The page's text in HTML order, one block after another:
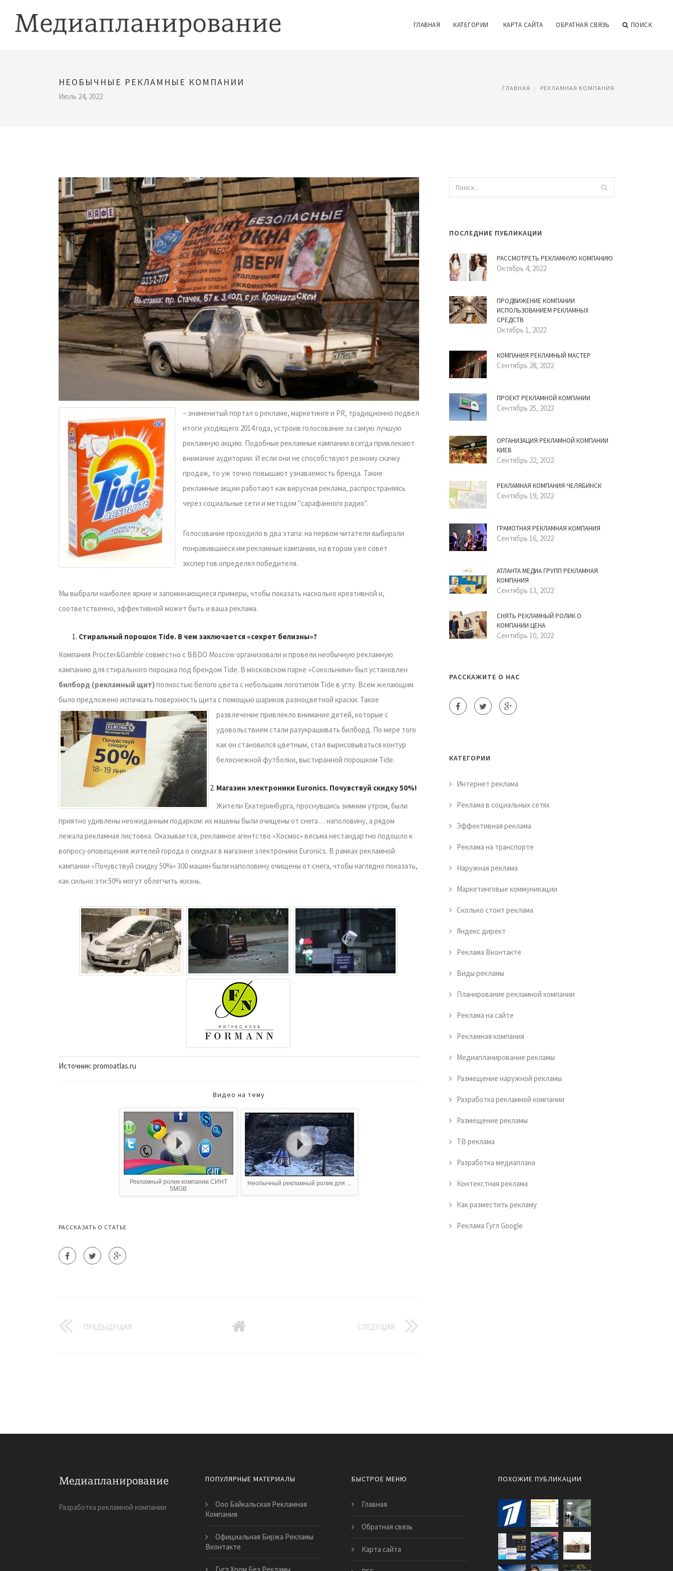
ГЛАВНАЯ КАТЕГОРИИ КАРТА САЙТА ОБРАТНАЯ СВЯЗЬ ПОИСК
НЕОБЫЧНЫЕ РЕКЛАМНЫЕ КОМПАНИИ
Июль 24, 2022
ГЛАВНАЯ РЕКЛАМНАЯ КОМПАНИЯ
– знаменитый портал о рекламе, маркетинге и PR, традиционно подвел
итоги уходящего 2014 года, устроив голосование за самую лучшую
рекламную акцию. Подобные рекламные кампании всегда привлекают
внимание аудитории. И если они не способствуют резкому скачку
продаж, то уж точно повышают узнаваемость бренда. Такие
рекламные акции работают как вирусная реклама, распространяясь
через социальные сети и методом "сарафанного радио".
Голосование проходило в два этапа: на первом читатели выбирали
понравившиеся им рекламные кампании, на втором уже совет
экспертов определял победителя.
Мы выбрали наиболее яркие и запоминающиеся примеры, чтобы показать насколько креативной и,
соответственно, эффективной может быть и ваша реклама.
Стиральный порошок Tide. В чем заключается «секрет белизны»?
Компания Procter&Gamble совместно с BBDO Moscow организовали и провели необычную рекламную
кампанию для стирального порошка под брендом Tide. В московском парке «Сокольники» был установлен
билборд (рекламный щит)полностью белого цвета с небольшим логотипом Tide в углу. Всем желающим
было предложено испачкать поверхность щита с помощью шариков разноцветной краски. Такое
развлечение привлекло внимание детей, которые с
удовольствием стали разукрашивать билборд. По мере того
как он становился цветным, стал вырисовываться контур
белоснежной футболки, выстиранной порошком Tide.
Магазин электроники Euronics. Почувствуй скидку 50%!
Жители Екатеринбурга, проснувшись зимним утром, были
приятно удивлены неожиданным подарком: их машины были очищены от снега… наполовину, а рядом
лежала рекламная листовка. Оказывается, рекламное агентство «Космос» весьма нестандартно подошло к
вопросу оповещения жителей города о скидках в магазине электроники Euronics. В рамках рекламной
кампании «Почувствуй скидку 50%» 300 машин были наполовину очищены от снега, чтобы наглядно показать,
как сильно эти 50% могут облегчить жизнь.
Источник: promoatlas.ru
Видео на тему
Рекламный ролик компании СИНТ
5MGB
Необычный рекламный ролик для ...
РАССКАЗАТЬ О СТАТЬЕ
ПРЕДЫДУЩАЯ СЛЕДУЩАЯ
ПОСЛЕДНИЕ ПУБЛИКАЦИИ
РАССМОТРЕТЬ РЕКЛАМНУЮ КОМПАНИЮ
Октябрь 4, 2022
ПРОДВИЖЕНИЕ КОМПАНИИ
ИСПОЛЬЗОВАНИЕМ РЕКЛАМНЫХ
СРЕДСТВ
Октябрь 1, 2022
КОМПАНИЯ РЕКЛАМНЫЙ МАСТЕР
Сентябрь 28, 2022
ПРОЕКТ РЕКЛАМНОЙ КОМПАНИИ
Сентябрь 25, 2022
ОРГАНИЗАЦИЯ РЕКЛАМНОЙ КОМПАНИИ
КИЕВ
Сентябрь 22, 2022
РЕКЛАМНАЯ КОМПАНИЯ ЧЕЛЯБИНСК
Сентябрь 19, 2022
ГРАМОТНАЯ РЕКЛАМНАЯ КОМПАНИЯ
Сентябрь 16, 2022
АТЛАНТА МЕДИА ГРУПП РЕКЛАМНАЯ
КОМПАНИЯ
Сентябрь 13, 2022
СНЯТЬ РЕКЛАМНЫЙ РОЛИК О
КОМПАНИИ ЦЕНА
Сентябрь 10, 2022
РАССКАЖИТЕ О НАС
КАТЕГОРИИ
Интернет реклама
Реклама в социальных сетях
Эффективная реклама
Реклама на транспорте
Наружная реклама
Маркетинговые коммуникации
Сколько стоит реклама
Яндекс директ
Реклама Вконтакте
Виды рекламы
Планирование рекламной компании
Реклама на сайте
Рекламная компания
Медиапланирование рекламы
Размещение наружной рекламы
Разработка рекламной компании
Размещение рекламы
ТВ реклама
Разработка медиаплана
Контекстная реклама
Как разместить рекламу
Реклама Гугл Google
Разработка рекламной компании
ПОПУЛЯРНЫЕ МАТЕРИАЛЫ
Ооо Байкальская Рекламная
Компания
Официальная Биржа Рекламы
Вконтакте
БЫСТРОЕ МЕНЮ
Главная
Обратная связь
Карта сайта
ПОХОЖИЕ ПУБЛИКАЦИИ